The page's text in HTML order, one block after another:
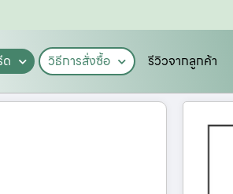
ด วิธีการสั่งซื้อ รีวิวจากลูกค้า